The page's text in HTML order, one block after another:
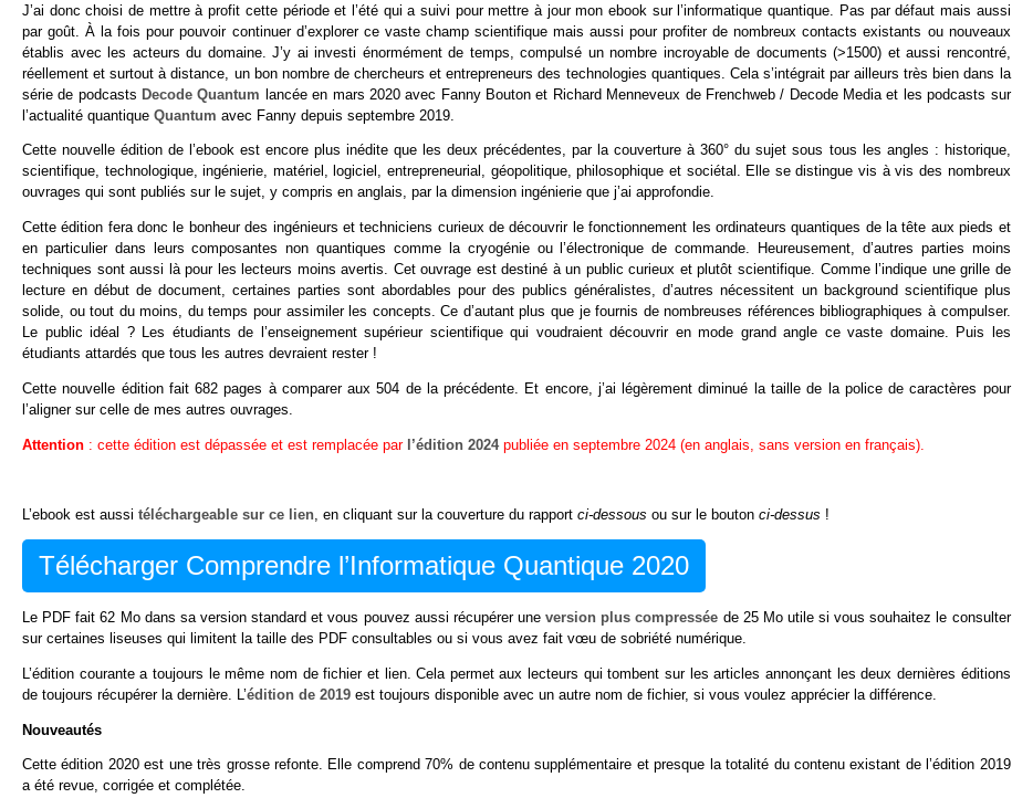
J’ai donc choisi de mettre à profit cette période et l’été qui a suivi pour mettre à jour mon ebook sur l’informatique quantique. Pas par défaut mais aussi
par goût. À la fois pour pouvoir continuer d’explorer ce vaste champ scientifique mais aussi pour profiter de nombreux contacts existants ou nouveaux
établis avec les acteurs du domaine. J’y ai investi énormément de temps, compulsé un nombre incroyable de documents (>1500) et aussi rencontré,
réellement et surtout à distance, un bon nombre de chercheurs et entrepreneurs des technologies quantiques. Cela s’intégrait par ailleurs très bien dans la
série de podcasts Decode Quantum lancée en mars 2020 avec Fanny Bouton et Richard Menneveux de Frenchweb / Decode Media et les podcasts sur
l’actualité quantique Quantum avec Fanny depuis septembre 2019.
Cette nouvelle édition de l’ebook est encore plus inédite que les deux précédentes, par la couverture à 360° du sujet sous tous les angles : historique,
scientifique, technologique, ingénierie, matériel, logiciel, entrepreneurial, géopolitique, philosophique et sociétal. Elle se distingue vis à vis des nombreux
ouvrages qui sont publiés sur le sujet, y compris en anglais, par la dimension ingénierie que j’ai approfondie.
Cette édition fera donc le bonheur des ingénieurs et techniciens curieux de découvrir le fonctionnement les ordinateurs quantiques de la tête aux pieds et
en particulier dans leurs composantes non quantiques comme la cryogénie ou l’électronique de commande. Heureusement, d’autres parties moins
techniques sont aussi là pour les lecteurs moins avertis. Cet ouvrage est destiné à un public curieux et plutôt scientifique. Comme l’indique une grille de
lecture en début de document, certaines parties sont abordables pour des publics généralistes, d’autres nécessitent un background scientifique plus
solide, ou tout du moins, du temps pour assimiler les concepts. Ce d’autant plus que je fournis de nombreuses références bibliographiques à compulser.
Le public idéal ? Les étudiants de l’enseignement supérieur scientifique qui voudraient découvrir en mode grand angle ce vaste domaine. Puis les
étudiants attardés que tous les autres devraient rester !
Cette nouvelle édition fait 682 pages à comparer aux 504 de la précédente. Et encore, j’ai légèrement diminué la taille de la police de caractères pour
l’aligner sur celle de mes autres ouvrages.
Attention : cette édition est dépassée et est remplacée par l’édition 2024publiée en septembre 2024 (en anglais, sans version en français).
L’ebook est aussi téléchargeable sur ce lien, en cliquant sur la couverture du rapport ci-dessous ou sur le bouton ci-dessus !
Télécharger Comprendre l’Informatique Quantique 2020
Le PDF fait 62 Mo dans sa version standard et vous pouvez aussi récupérer uneversion plus compressée de 25 Mo utile si vous souhaitez le consulter
sur certaines liseuses qui limitent la taille des PDF consultables ou si vous avez fait vœu de sobriété numérique.
L’édition courante a toujours le même nom de fichier et lien. Cela permet aux lecteurs qui tombent sur les articles annonçant les deux dernières éditions
de toujours récupérer la dernière. L’édition de 2019 est toujours disponible avec un autre nom de fichier, si vous voulez apprécier la différence.
Nouveautés
Cette édition 2020 est une très grosse refonte. Elle comprend 70% de contenu supplémentaire et presque la totalité du contenu existant de l’édition 2019
a été revue, corrigée et complétée.